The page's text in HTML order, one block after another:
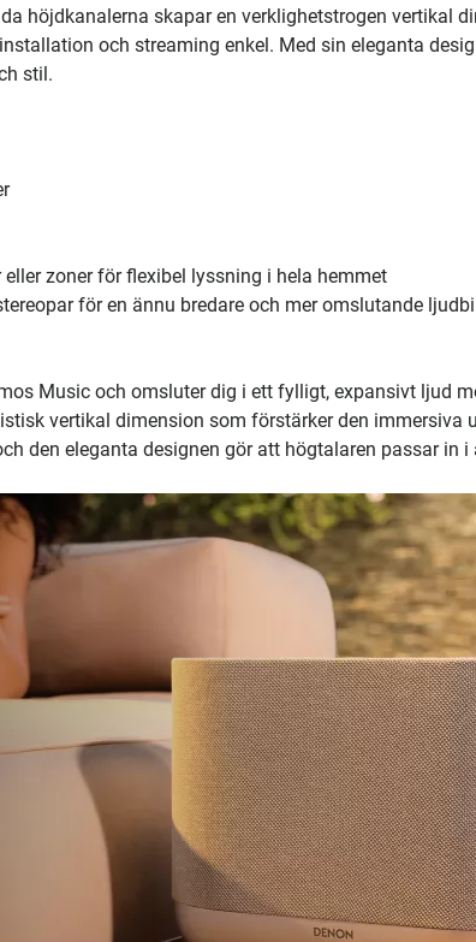
höjdkanalerna skapar en verklighetstrogen vertikal
och streaming enkel. Med sin eleganta
stil.
zoner för flexibel lyssning i hela hemmet
för en ännu bredare och mer omslutande
Music och omsluter dig i ett fylligt, expansivt ljud
vertikal dimension som förstärker den immersiva
den eleganta designen gör att högtalaren passar in i